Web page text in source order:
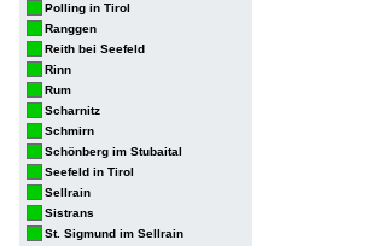
Polling in Tirol
Ranggen
Reith bei Seefeld
Rinn
Rum
Scharnitz
Schmirn
Schönberg im Stubaital
Seefeld in Tirol
Sellrain
Sistrans
St. Sigmund im Sellrain